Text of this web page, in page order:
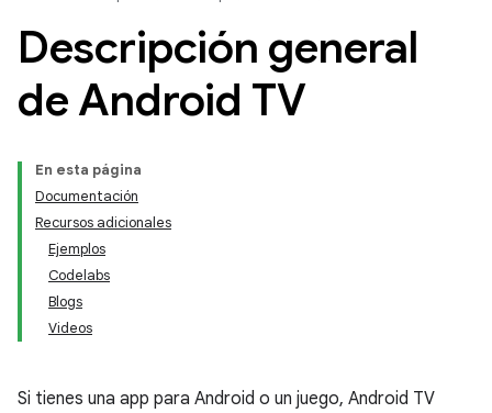
Descripción general
de Android TV
En esta página
Documentación
Recursos adicionales
Ejemplos
Codelabs
Blogs
Videos
Si tienes una app para Android o un juego, Android TV